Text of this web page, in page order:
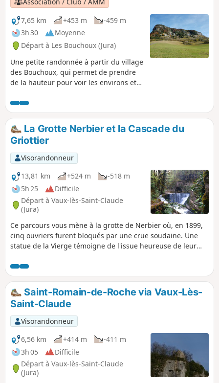
Association / Club / AMM
7,65 km
+453 m
-459 m
3h 30
Moyenne
Départ à Les Bouchoux (Jura)
Une petite randonnée à partir du village
des Bouchoux, qui permet de prendre
de la hauteur pour voir les environs et
cascade.
La Grotte Nerbier et la Cascade du
Griottier
Visorandonneur
13,81 km
+524 m
-518 m
5h 25
Difficile
Départ à Vaux-lès-Saint-Claude
(Jura)
Ce parcours vous mène à la grotte de Nerbier où, en 1899,
cinq ouvriers furent bloqués par une crue soudaine. Une
statue de la Vierge témoigne de l'issue heureuse de leur
Griottier, nichée au fond d'un massif boisée. Le retour se
fait pas la Chapelle Saint-Romain, suivie d'une descente,
difficile, jusqu'au point de départ.
Saint-Romain-de-Roche via Vaux-Lès-
Saint-Claude
Visorandonneur
6,56 km
+414 m
-411 m
3h 05
Difficile
Départ à Vaux-lès-Saint-Claude
(Jura)